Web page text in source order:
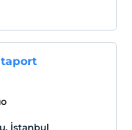
İstanbul